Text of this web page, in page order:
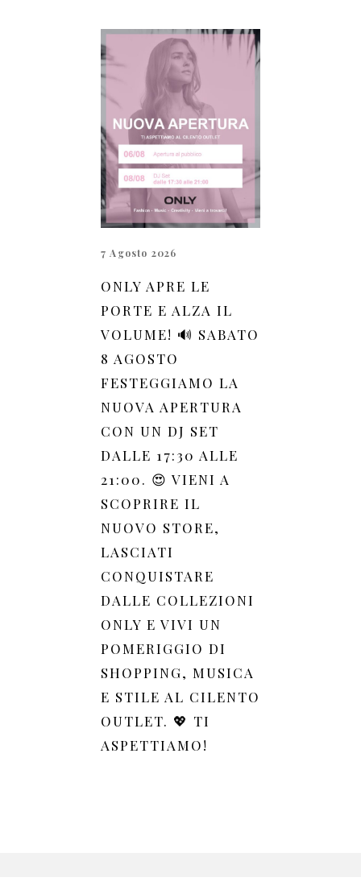
7 Agosto 2026
ONLY APRE LE
PORTE E ALZA IL
VOLUME! 🔊 SABATO
8 AGOSTO
FESTEGGIAMO LA
NUOVA APERTURA
CON UN DJ SET
DALLE 17:30 ALLE
21:00. 😍 VIENI A
SCOPRIRE IL
NUOVO STORE,
LASCIATI
CONQUISTARE
DALLE COLLEZIONI
ONLY E VIVI UN
POMERIGGIO DI
SHOPPING, MUSICA
E STILE AL CILENTO
OUTLET. 💖 TI
ASPETTIAMO!